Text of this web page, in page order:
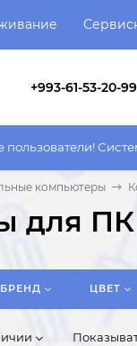
+993-61-53-20-99
работы сайта не
компьютеры
для ПК
БРЕНД ЦВЕТ